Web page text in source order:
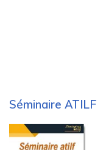
Séminaire ATILF